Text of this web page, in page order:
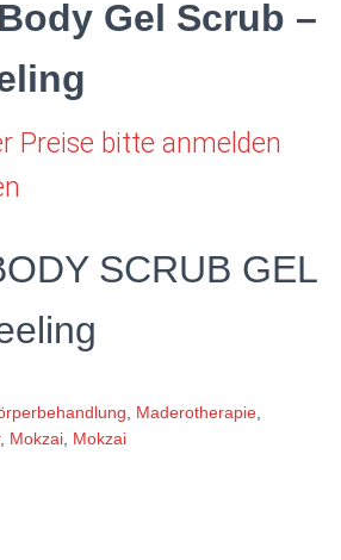
Gel Scrub –
Preise bitte anmelden
SCRUB GEL
Maderotherapie
, Mokzai Mokzai